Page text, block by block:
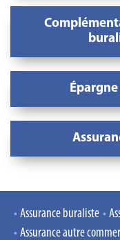
Assurance buraliste
Assurance autre